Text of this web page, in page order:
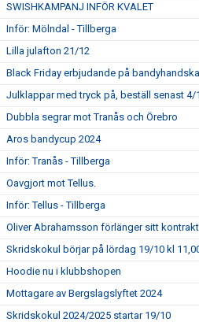
SWISHKAMPANJ INFÖR KVALET
Inför: Mölndal - Tillberga
Lilla julafton 21/12
Black Friday erbjudande på
Julklappar med tryck på, beställ senast 4/
Dubbla segrar mot Tranås och Örebro
Aros bandycup 2024
Inför: Tranås - Tillberga
Oavgjort mot Tellus.
Inför: Tellus - Tillberga
Oliver Abrahamsson förlänger sitt
Skridskokul börjar på lördag 19/10 kl
Hoodie nu i klubbshopen
Mottagare av Bergslagslyftet 2024
Skridskokul 2024/2025 startar 19/10